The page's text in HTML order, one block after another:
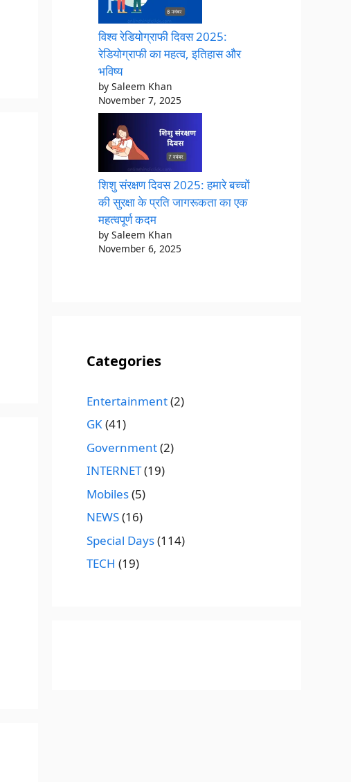
विश्व रेडियोग्राफी दिवस 2025:
रेडियोग्राफी का महत्व, इतिहास और
भविष्य
by Saleem Khan
November 7, 2025
शिशु संरक्षण दिवस 2025: हमारे बच्चों
की सुरक्षा के प्रति जागरूकता का एक
महत्वपूर्ण कदम
by Saleem Khan
November 6, 2025
Categories
Entertainment(2)
GK(41)
Government(2)
INTERNET(19)
Mobiles(5)
NEWS(16)
Special Days(114)
TECH (19)